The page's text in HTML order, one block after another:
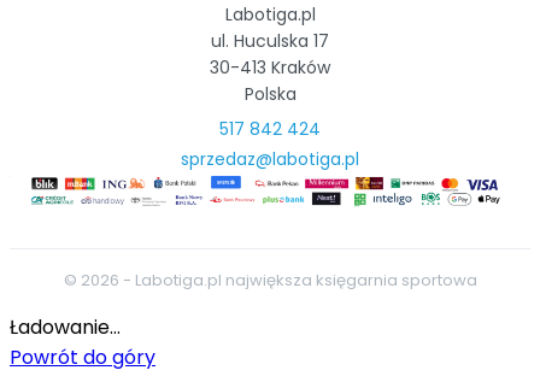
Labotiga.pl
ul. Huculska 17
30-413 Kraków
Polska
517 842 424
sprzedaz@labotiga.pl
© 2026 - Labotiga.pl największa księgarnia sportowa
Ładowanie...
Powrót do góry